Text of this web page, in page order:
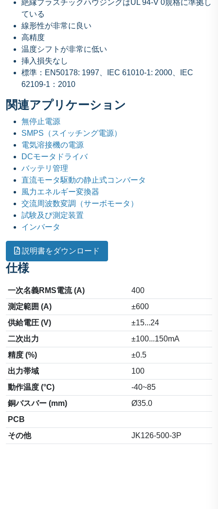
絶縁プラスチックハウジングはUL 94-V 0規格に準拠し
ている
線形性が非常に良い
高精度
温度シフトが非常に低い
挿入損失なし
標準：EN50178: 1997、IEC 61010-1: 2000、IEC
62109-1：2010
関連アプリケーション
無停止電源
SMPS（スイッチング電源）
電気溶接機の電源
DCモータドライバ
バッテリ管理
直流モータ駆動の静止式コンバータ
風力エネルギー変換器
交流周波数変調（サーボモータ）
試験及び測定装置
インバータ
説明書をダウンロード
仕様
一次名義RMS電流 (A)
400
測定範囲 (A)
±600
供給電圧 (V)
±15...24
二次出力
±100...150mA
精度 (%)
±0.5
出力帯域
100
動作温度 (°C)
-40~85
銅バスバー (mm)
Ø35.0
PCB
その他
JK126-500-3P